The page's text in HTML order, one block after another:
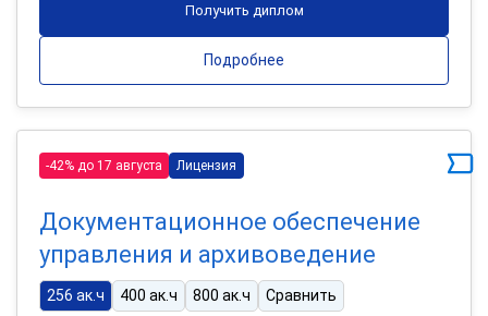
Получить диплом
Подробнее
-42% до 17 августа Лицензия
Документационное обеспечение
управления и архивоведение
256 ак.ч 400 ак.ч 800 ак.ч Сравнить